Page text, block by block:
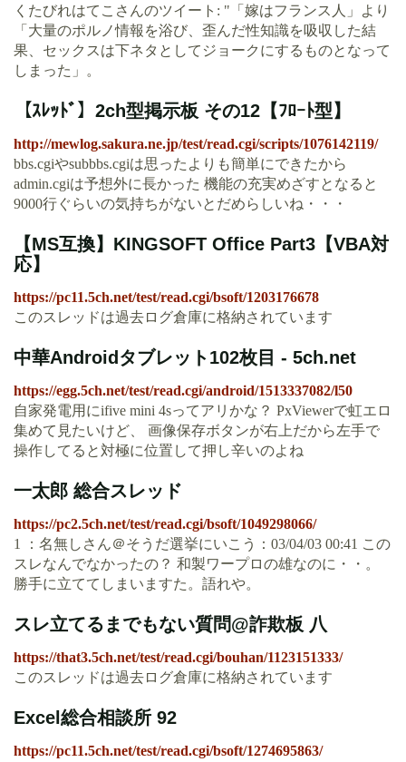
くたびれはてこさんのツイート: "「嫁はフランス人」より
「大量のポルノ情報を浴び、歪んだ性知識を吸収した結
果、セックスは下ネタとしてジョークにするものとなって
しまった」。
【ｽﾚｯﾄﾞ】2ch型掲示板 その12【ﾌﾛｰﾄ型】
http://mewlog.sakura.ne.jp/test/read.cgi/scripts/1076142119/
bbs.cgiやsubbbs.cgiは思ったよりも簡単にできたから
admin.cgiは予想外に長かった 機能の充実めざすとなると
9000行ぐらいの気持ちがないとだめらしいね・・・
【MS互換】KINGSOFT Office Part3【VBA対
応】
https://pc11.5ch.net/test/read.cgi/bsoft/1203176678
このスレッドは過去ログ倉庫に格納されています
中華Androidタブレット102枚目 - 5ch.net
https://egg.5ch.net/test/read.cgi/android/1513337082/l50
自家発電用にifive mini 4sってアリかな？ PxViewerで虹エロ
集めて見たいけど、 画像保存ボタンが右上だから左手で
操作してると対極に位置して押し辛いのよね
一太郎 総合スレッド
https://pc2.5ch.net/test/read.cgi/bsoft/1049298066/
1 ：名無しさん＠そうだ選挙にいこう：03/04/03 00:41 この
スレなんでなかったの？ 和製ワープロの雄なのに・・。
勝手に立ててしまいますた。語れや。
スレ立てるまでもない質問@詐欺板 八
https://that3.5ch.net/test/read.cgi/bouhan/1123151333/
このスレッドは過去ログ倉庫に格納されています
Excel総合相談所 92
https://pc11.5ch.net/test/read.cgi/bsoft/1274695863/